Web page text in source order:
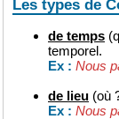
Les types de
de temps
temporel.
Ex : Nous
de lieu (où
Ex : Nous